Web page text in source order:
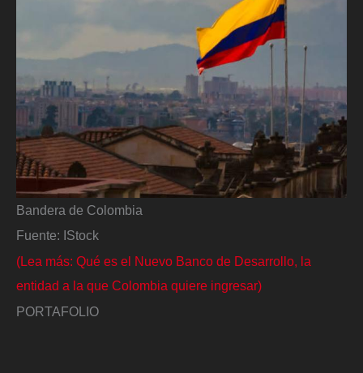
Bandera de Colombia
Fuente: IStock
(Lea más: Qué es el Nuevo Banco de Desarrollo, la
entidad a la que Colombia quiere ingresar)
PORTAFOLIO